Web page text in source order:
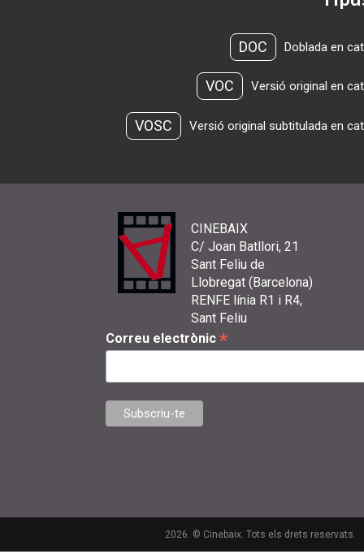
DOC Doblada en
VOC Versió original en
VOSC Versió original subtitulada en
CINEBAIX
C/ Joan Batllori, 21
Sant Feliu de
Llobregat (Barcelona)
RENFE línia R1 i R4,
Sant Feliu
Correu electrònic *
2026. © Cinebaix. Tots els drets reservats.